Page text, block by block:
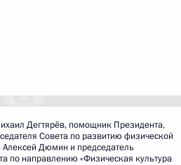
Дегтярёв, помощник Президента,
Совета по развитию физической
Алексей Дюмин и председатель
по направлению «Физическая культура